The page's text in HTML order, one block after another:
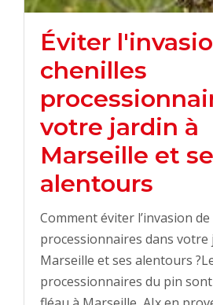
Éviter
chenilles
votre jardin à
Marseille et
alentours
Comment éviter l’invasion
processionnaires dans votre
Marseille et ses alentours
processionnaires du pin